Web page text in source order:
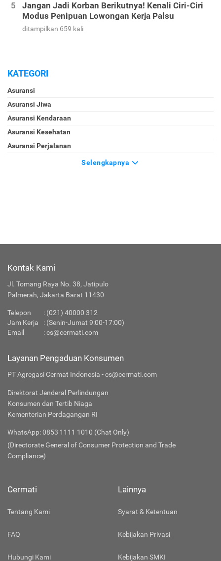
Jangan Jadi Korban Berikutnya! Kenali Ciri-Ciri
Modus Penipuan Lowongan Kerja Palsu
ditampilkan 659 kali
KATEGORI
Asuransi
Asuransi Jiwa
Asuransi Kendaraan
Asuransi Kesehatan
Asuransi Perjalanan
Selengkapnya
Kontak Kami
Jl. Tomang Raya No. 38, Jatipulo
Palmerah, Jakarta Barat 11430
Telepon
: (021) 40000 312
Jam Kerja
: (Senin-Jumat 9:00-17:00)
Email
:cs@cermati.com
Layanan Pengaduan Konsumen
PT Agregasi Cermat Indonesia - cs@cermati.com
Direktorat Jenderal Perlindungan
Konsumen dan Tertib Niaga
Kementerian Perdagangan RI
WhatsApp: 0853 1111 1010 (Chat Only)
(Directorate General of Consumer Protection and Trade
Compliance)
Cermati
Tentang Kami
FAQ
Hubungi Kami
Lainnya
Syarat & Ketentuan
Kebijakan Privasi
Kebijakan SMKI